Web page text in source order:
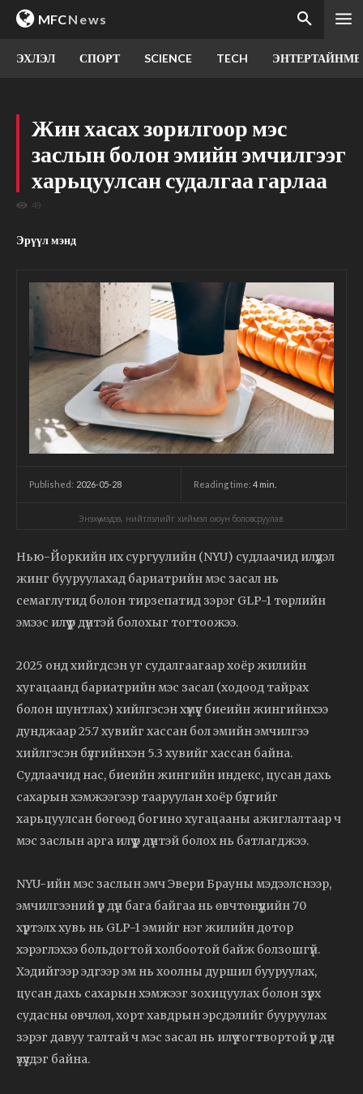
MFCNews
ЭХЛЭЛ СПОРТ SCIENCE TECH
Жин хасах зорилгоор мэс
заслын болон эмийн эмчилгээг
харьцуулсан судалгаа гарлаа
49
Эрүүл мэнд
Published: 2026-05-28 Reading time: 4 min.
Энэхүү мэдээ, нийтлэлийг хиймэл оюун боловсруулав.
Нью-Йоркийн их сургуулийн (NYU) судлаачид илүүдэл
жинг бууруулахад бариатрийн мэс засал нь
семаглутид болон тирзепатид зэрэг GLP-1 төрлийн
эмээс илүү үр дүнтэй болохыг тогтоожээ.
2025 онд хийгдсэн уг судалгаагаар хоёр жилийн
хугацаанд бариатрийн мэс засал (ходоод тайрах
болон шунтлах) хийлгэсэн хүмүүс биеийн жингийнхээ
дунджаар 25.7 хувийг хассан бол эмийн эмчилгээ
хийлгэсэн бүлгийнхэн 5.3 хувийг хассан байна.
Судлаачид нас, биеийн жингийн индекс, цусан дахь
сахарын хэмжээгээр тааруулан хоёр бүлгийг
харьцуулсан бөгөөд богино хугацааны ажиглалтаар ч
мэс заслын арга илүү үр дүнтэй болох нь батлагджээ.
NYU-ийн мэс заслын эмч Эвери Брауны мэдээлснээр,
эмчилгээний үр дүн бага байгаа нь өвчтөнүүдийн 70
хүртэлх хувь нь GLP-1 эмийг нэг жилийн дотор
хэрэглэхээ больдогтой холбоотой байж болзошгүй.
Хэдийгээр эдгээр эм нь хоолны дуршил бууруулах,
цусан дахь сахарын хэмжээг зохицуулах болон зүрх
судасны өвчлөл, хорт хавдрын эрсдэлийг бууруулах
зэрэг давуу талтай ч мэс засал нь илүү тогтвортой үр дүн
үзүүлдэг байна.